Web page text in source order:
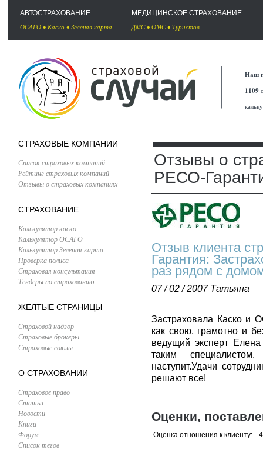
АВТОСТРАХОВАНИЕ
ОСАГО • Каско • Зеленая карта
МЕДИЦИНСКОЕ СТРАХОВАНИЕ
ДМС• ОМС• Туристов
Наш
1109
СТРАХОВЫЕ КОМПАНИИ
Список страховых компаний
Рейтинг страховых компаний
Отзывы о страховых компаниях
СТРАХОВАНИЕ
Калькулятор каско
Калькулятор ОСАГО
Калькулятор Зеленая карта
Проверка полиса
Страховая консультация
Тендеры по страхованию
ЖЕЛТЫЕ СТРАНИЦЫ
Страховой надзор
Страховые брокеры
Страховые союзы
О СТРАХОВАНИИ
Страховое право
Статьи
Новости
Книги
Форум
Список тегов
Отзывы о
РЕСО-
Отзыв клиента
Гарантия:
раз рядом с
07 / 02 / 2007Татьяна
Застраховала Каско и
как свою, грамотно и
ведущий эксперт
таким
наступит.Удачи
решают все!
Оценки,
Оценка отношения к клиенту: 4